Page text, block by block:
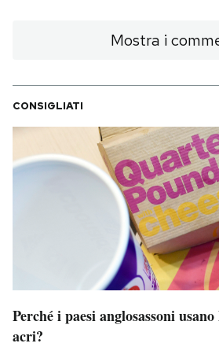
Mostra i
CONSIGLIATI
Perché i paesi anglosassoni
acri?